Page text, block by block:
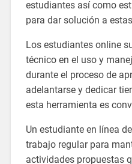
estudiantes así como
para dar solución a
Los estudiantes online
técnico en el uso y
durante el proceso de
adelantarse y dedicar
esta herramienta es
Un estudiante en línea
trabajo regular para
actividades propuestas